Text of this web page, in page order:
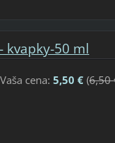
kvapky-50 ml
Vaša cena: 5,50 €(6,50